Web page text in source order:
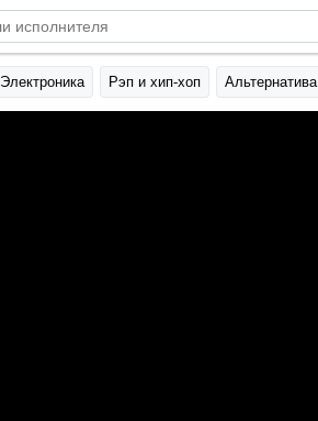
Электроника Рэп и хип-хоп Альтернатива